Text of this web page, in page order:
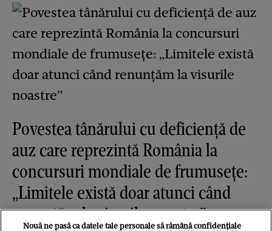
Povestea tânărului cu deficiență de
auz care reprezintă România la
concursuri mondiale de frumusețe:
„Limitele există doar atunci când
renunțăm la visurile noastre”
Nouă ne pasă ca datele tale personale să rămână confidențiale